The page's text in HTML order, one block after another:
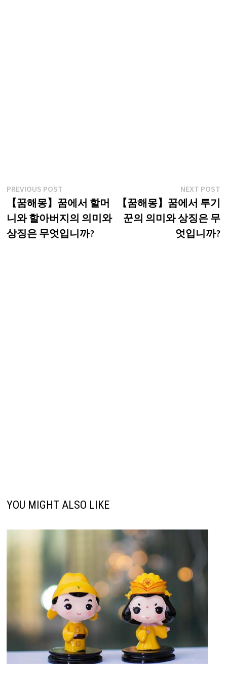
글
탐
색
PREVIOUS POSTPrevious
post:
【꿈해몽】꿈에서 할머
니와 할아버지의 의미와
상징은 무엇입니까?
NEXT POST
【꿈해몽】꿈에서 투기
꾼의 의미와 상징은 무
엇입니까?
YOU MIGHT ALSO LIKE